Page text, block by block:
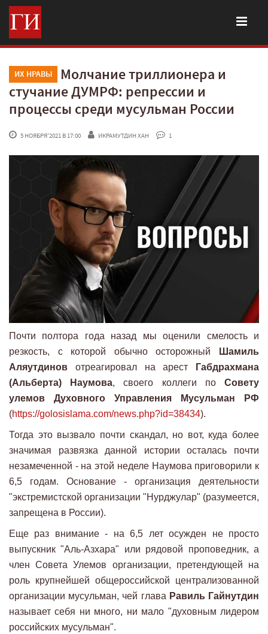
ИХ НРАВЫ
Молчание триллионера и
стучание ДУМРФ: репрессии и
процессы среди мусульман России
5 НОЯБРЯ'2021 В 17:00 ИКРАМУТДИН ХАН 1
Почти полтора года назад мы оценили смелость и
резкость, с которой обычно осторожный
Шамиль
Аляутдинов отреагировал на арест
Габдрахмана
(Альберта) Наумова, своего коллеги поСовету
улемов Духовного Управления Мусульман РФ
(https://golosislama.com/news.php?id=38434).
Тогда это вызвало почти скандал, но вот, куда более
значимая развязка данной истории осталась почти
незамеченной - на этой неделе Наумова приговорили к
6,5 годам. Основание - организация деятельности
"экстремистской организации "Нурджулар" (разумеется,
запрещена в России).
Еще раз внимание - на 6,5 лет осужден не просто
выпускник "Аль-Азхара" или рядовой проповедник, а
член Совета Улемов организации, претендующей на
роль крупнейшей общероссийской централизованной
организации мусульман, чей глава Равиль Гайнутдин
называет себя ни много, ни мало "духовным лидером
российских мусульман".